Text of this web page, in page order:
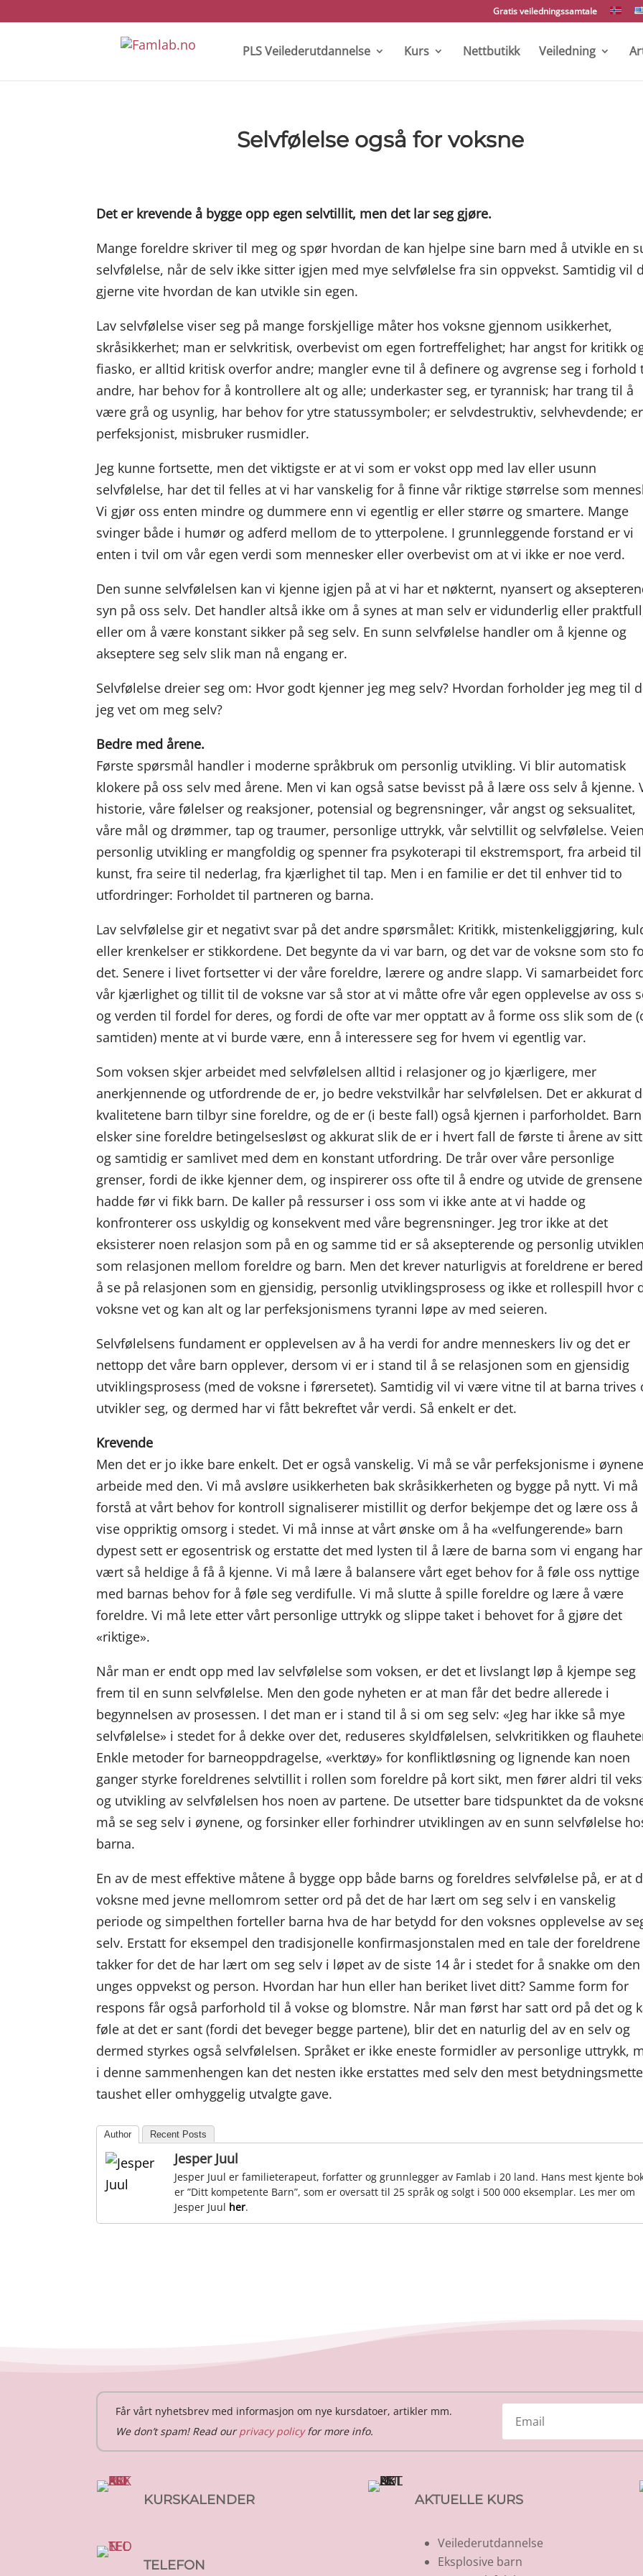
Gratis veiledningssamtale
PLS Veilederutdannelse Kurs Nettbutikk Veiledning
Selvfølelse også for voksne
Det er krevende å bygge opp egen selvtillit, men det lar seg gjøre.
Mange foreldre skriver til meg og spør hvordan de kan hjelpe sine barn med å utvikle en
selvfølelse, når de selv ikke sitter igjen med mye selvfølelse fra sin oppvekst. Samtidig vil
gjerne vite hvordan de kan utvikle sin egen.
Lav selvfølelse viser seg på mange forskjellige måter hos voksne gjennom usikkerhet,
skråsikkerhet; man er selvkritisk, overbevist om egen fortreffelighet; har angst for kritikk
fiasko, er alltid kritisk overfor andre; mangler evne til å definere og avgrense seg i forhold
andre, har behov for å kontrollere alt og alle; underkaster seg, er tyrannisk; har trang til å
være grå og usynlig, har behov for ytre statussymboler; er selvdestruktiv, selvhevdende; er
perfeksjonist, misbruker rusmidler.
Jeg kunne fortsette, men det viktigste er at vi som er vokst opp med lav eller usunn
selvfølelse, har det til felles at vi har vanskelig for å finne vår riktige størrelse som
Vi gjør oss enten mindre og dummere enn vi egentlig er eller større og smartere. Mange
svinger både i humør og adferd mellom de to ytterpolene. I grunnleggende forstand er vi
enten i tvil om vår egen verdi som mennesker eller overbevist om at vi ikke er noe verd.
Den sunne selvfølelsen kan vi kjenne igjen på at vi har et nøkternt, nyansert og
syn på oss selv. Det handler altså ikke om å synes at man selv er vidunderlig eller
eller om å være konstant sikker på seg selv. En sunn selvfølelse handler om å kjenne og
akseptere seg selv slik man nå engang er.
Selvfølelse dreier seg om: Hvor godt kjenner jeg meg selv? Hvordan forholder jeg meg til
jeg vet om meg selv?
Bedre med årene.
Første spørsmål handler i moderne språkbruk om personlig utvikling. Vi blir automatisk
klokere på oss selv med årene. Men vi kan også satse bevisst på å lære oss selv å kjenne.
historie, våre følelser og reaksjoner, potensial og begrensninger, vår angst og seksualitet,
våre mål og drømmer, tap og traumer, personlige uttrykk, vår selvtillit og selvfølelse.
personlig utvikling er mangfoldig og spenner fra psykoterapi til ekstremsport, fra arbeid til
kunst, fra seire til nederlag, fra kjærlighet til tap. Men i en familie er det til enhver tid to
utfordringer: Forholdet til partneren og barna.
Lav selvfølelse gir et negativt svar på det andre spørsmålet: Kritikk, mistenkeliggjøring,
eller krenkelser er stikkordene. Det begynte da vi var barn, og det var de voksne som sto
det. Senere i livet fortsetter vi der våre foreldre, lærere og andre slapp. Vi samarbeidet
vår kjærlighet og tillit til de voksne var så stor at vi måtte ofre vår egen opplevelse av oss
og verden til fordel for deres, og fordi de ofte var mer opptatt av å forme oss slik som de
samtiden) mente at vi burde være, enn å interessere seg for hvem vi egentlig var.
Som voksen skjer arbeidet med selvfølelsen alltid i relasjoner og jo kjærligere, mer
anerkjennende og utfordrende de er, jo bedre vekstvilkår har selvfølelsen. Det er akkurat
kvalitetene barn tilbyr sine foreldre, og de er (i beste fall) også kjernen i parforholdet. Barn
elsker sine foreldre betingelsesløst og akkurat slik de er i hvert fall de første ti årene av
og samtidig er samlivet med dem en konstant utfordring. De trår over våre personlige
grenser, fordi de ikke kjenner dem, og inspirerer oss ofte til å endre og utvide de
hadde før vi fikk barn. De kaller på ressurser i oss som vi ikke ante at vi hadde og
konfronterer oss uskyldig og konsekvent med våre begrensninger. Jeg tror ikke at det
eksisterer noen relasjon som på en og samme tid er så aksepterende og personlig
som relasjonen mellom foreldre og barn. Men det krever naturligvis at foreldrene er
å se på relasjonen som en gjensidig, personlig utviklingsprosess og ikke et rollespill hvor
voksne vet og kan alt og lar perfeksjonismens tyranni løpe av med seieren.
Selvfølelsens fundament er opplevelsen av å ha verdi for andre menneskers liv og det er
nettopp det våre barn opplever, dersom vi er i stand til å se relasjonen som en gjensidig
utviklingsprosess (med de voksne i førersetet). Samtidig vil vi være vitne til at barna trives
utvikler seg, og dermed har vi fått bekreftet vår verdi. Så enkelt er det.
Krevende
Men det er jo ikke bare enkelt. Det er også vanskelig. Vi må se vår perfeksjonisme i
arbeide med den. Vi må avsløre usikkerheten bak skråsikkerheten og bygge på nytt. Vi må
forstå at vårt behov for kontroll signaliserer mistillit og derfor bekjempe det og lære oss å
vise oppriktig omsorg i stedet. Vi må innse at vårt ønske om å ha «velfungerende» barn
dypest sett er egosentrisk og erstatte det med lysten til å lære de barna som vi engang har
vært så heldige å få å kjenne. Vi må lære å balansere vårt eget behov for å føle oss nyttige
med barnas behov for å føle seg verdifulle. Vi må slutte å spille foreldre og lære å være
foreldre. Vi må lete etter vårt personlige uttrykk og slippe taket i behovet for å gjøre det
«riktige».
Når man er endt opp med lav selvfølelse som voksen, er det et livslangt løp å kjempe seg
frem til en sunn selvfølelse. Men den gode nyheten er at man får det bedre allerede i
begynnelsen av prosessen. I det man er i stand til å si om seg selv: «Jeg har ikke så mye
selvfølelse» i stedet for å dekke over det, reduseres skyldfølelsen, selvkritikken og
Enkle metoder for barneoppdragelse, «verktøy» for konfliktløsning og lignende kan noen
ganger styrke foreldrenes selvtillit i rollen som foreldre på kort sikt, men fører aldri til
og utvikling av selvfølelsen hos noen av partene. De utsetter bare tidspunktet da de
må se seg selv i øynene, og forsinker eller forhindrer utviklingen av en sunn selvfølelse
barna.
En av de mest effektive måtene å bygge opp både barns og foreldres selvfølelse på, er at
voksne med jevne mellomrom setter ord på det de har lært om seg selv i en vanskelig
periode og simpelthen forteller barna hva de har betydd for den voksnes opplevelse av
selv. Erstatt for eksempel den tradisjonelle konfirmasjonstalen med en tale der foreldrene
takker for det de har lært om seg selv i løpet av de siste 14 år i stedet for å snakke om den
unges oppvekst og person. Hvordan har hun eller han beriket livet ditt? Samme form for
respons får også parforhold til å vokse og blomstre. Når man først har satt ord på det og
føle at det er sant (fordi det beveger begge partene), blir det en naturlig del av en selv og
dermed styrkes også selvfølelsen. Språket er ikke eneste formidler av personlige uttrykk,
i denne sammenhengen kan det nesten ikke erstattes med selv den mest
taushet eller omhyggelig utvalgte gave.
Author Recent Posts
Jesper Juul
Jesper Juul er familieterapeut, forfatter og grunnlegger av Famlab i 20 land. Hans mest kjente
er ”Ditt kompetente Barn”, som er oversatt til 25 språk og solgt i 500 000 eksemplar. Les mer om
Jesper Juul her.
Får vårt nyhetsbrev med informasjon om nye kursdatoer, artikler mm.
We don’t spam! Read ourprivacy policyfor more info.
KURSKALENDER
TELEFON
AKTUELLE KURS
Veilederutdannelse
Eksplosive barn